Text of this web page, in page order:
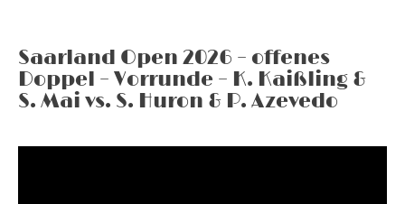
Saarland Open 2026 – offenes
Doppel – Vorrunde – K. Kaißling &
S. Mai vs. S. Huron & P. Azevedo